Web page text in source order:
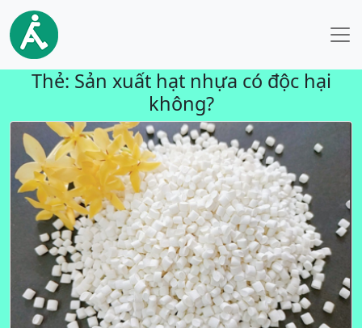
Thẻ: Sản xuất hạt nhựa có độc hại
không?